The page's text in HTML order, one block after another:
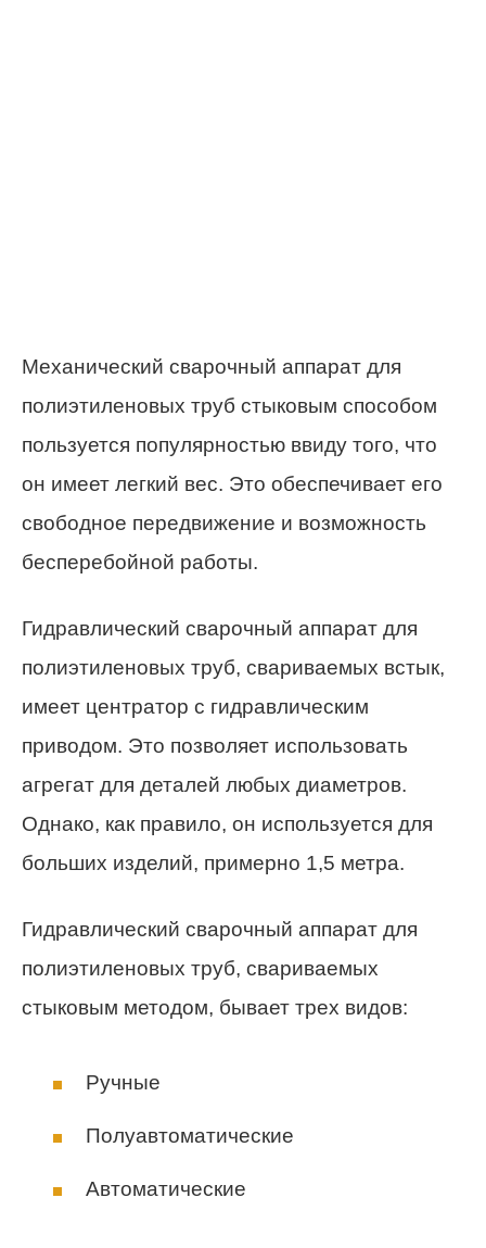
Механический сварочный аппарат для
полиэтиленовых труб стыковым способом
пользуется популярностью ввиду того, что
он имеет легкий вес. Это обеспечивает его
свободное передвижение и возможность
бесперебойной работы.
Гидравлический сварочный аппарат для
полиэтиленовых труб, свариваемых встык,
имеет центратор с гидравлическим
приводом. Это позволяет использовать
агрегат для деталей любых диаметров.
Однако, как правило, он используется для
больших изделий, примерно 1,5 метра.
Гидравлический сварочный аппарат для
полиэтиленовых труб, свариваемых
стыковым методом, бывает трех видов:
Ручные
Полуавтоматические
Автоматические